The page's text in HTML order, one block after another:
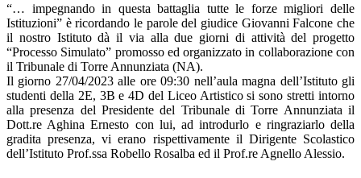
“… impegnando in questa battaglia tutte le forze migliori delle
Istituzioni” è ricordando le parole del giudice Giovanni Falcone che
il nostro Istituto dà il via alla due giorni di attività del progetto
“Processo Simulato” promosso ed organizzato in collaborazione con
il Tribunale di Torre Annunziata (NA).
Il giorno 27/04/2023 alle ore 09:30 nell’aula magna dell’Istituto gli
studenti della 2E, 3B e 4D del Liceo Artistico si sono stretti intorno
alla presenza del Presidente del Tribunale di Torre Annunziata il
Dott.re Aghina Ernesto con lui, ad introdurlo e ringraziarlo della
gradita presenza, vi erano rispettivamente il Dirigente Scolastico
dell’Istituto Prof.ssa Robello Rosalba ed il Prof.re Agnello Alessio.